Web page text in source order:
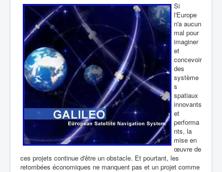
Si
l'Europe
n'a aucun
mal pour
imaginer
et
concevoir
des
système
s
spatiaux
innovants
et
performa
nts, la
mise en
œuvre de
ces projets continue d'être un obstacle. Et pourtant, les
retombées économiques ne manquent pas et un projet comme